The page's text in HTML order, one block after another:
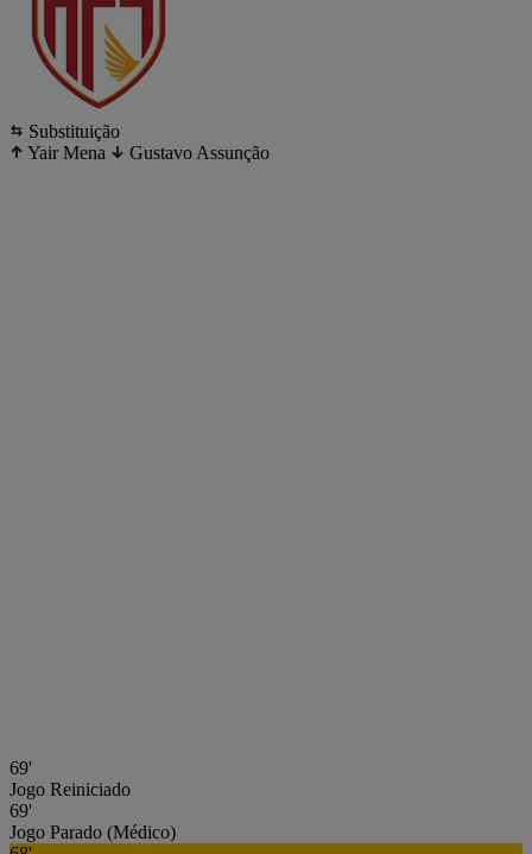
Substituição
Yair Mena
Gustavo Assunção
69'
Jogo Reiniciado
69'
Jogo Parado (Médico)